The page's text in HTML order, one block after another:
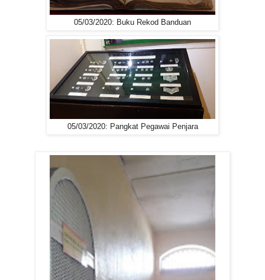
05/03/2020: Buku Rekod Banduan
05/03/2020: Pangkat Pegawai Penjara